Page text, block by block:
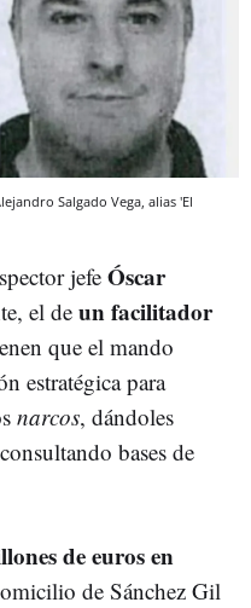
Salgado Vega, alias 'El
jefe Óscar
el de un facilitador
que el mando
estratégica para
narcos, dándoles
bases de
de euros en
de Sánchez Gil